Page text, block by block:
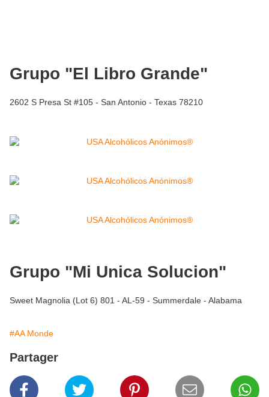
Grupo "El Libro Grande"
2602 S Presa St #105 - San Antonio - Texas 78210
Grupo "Mi Unica Solucion"
Sweet Magnolia (Lot 6) 801 - AL-59 - Summerdale - Alabama
#AA Monde
Partager